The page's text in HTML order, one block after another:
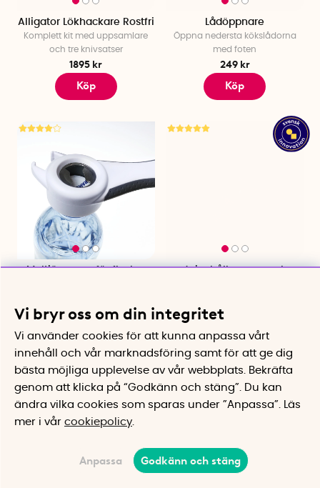
Alligator Lökhackare Rostfri
Komplett kit med uppsamlare
och tre knivsatser
1895 kr
Köp
Lådöppnare
Öppna nedersta kökslådorna
med foten
249 kr
Köp
Multiöppnare för flaskor
konserver
Bevaka
Juicehållare, 4-pack
Köp
Vi bryr oss om din integritet
Vi använder cookies för att kunna anpassa vårt
innehåll och vår marknadsföring samt för att ge dig
bästa möjliga upplevelse av vår webbplats.
Bekräfta
genom att klicka på “Godkänn och stäng”. Du kan
ändra vilka cookies som sparas under ”Anpassa”.
Läs
mer i vår cookiepolicy
Anpassa Godkänn och stäng